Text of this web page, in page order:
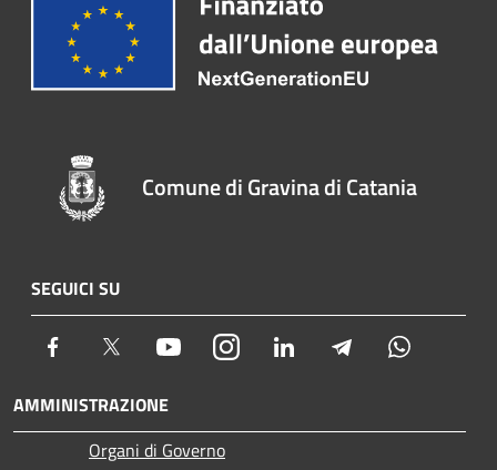
Comune di Gravina di Catania
SEGUICI SU
Facebook Twitter YoutubeInstagram LinkedIn Telegram
AMMINISTRAZIONE
Organi di Governo